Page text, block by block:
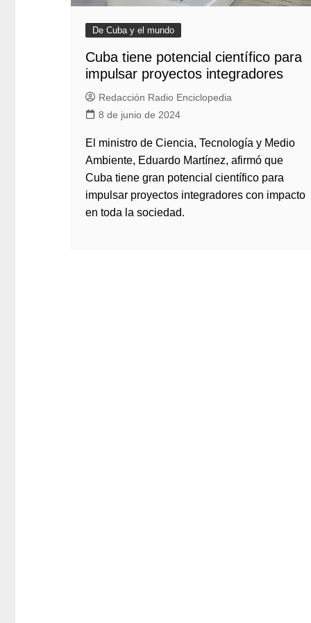
De Cuba y el mundo
Cuba tiene potencial científico para
impulsar proyectos integradores
Redacción Radio Enciclopedia
8 de junio de 2024
El ministro de Ciencia, Tecnología y Medio
Ambiente, Eduardo Martínez, afirmó que
Cuba tiene gran potencial científico para
impulsar proyectos integradores con impacto
en toda la sociedad.